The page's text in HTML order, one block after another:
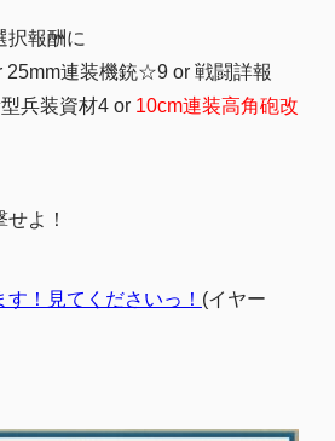
択報酬に
25mm連装機銃☆9 or 戦闘詳報
兵装資材4 or 10cm連装高角砲改
せよ！
す！見てくださいっ！ (イヤー